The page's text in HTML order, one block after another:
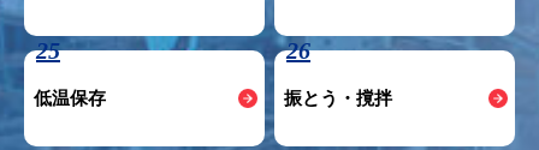
25
低温保存
26
振とう・撹拌